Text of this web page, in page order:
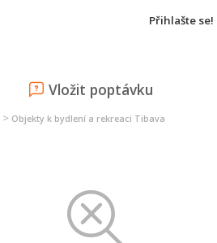
Přihlašte se!
Vložit poptávku
> Objekty k bydlení a rekreaci Tibava